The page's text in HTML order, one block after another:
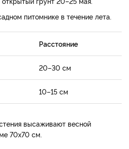
питомнике в течение лета.
Расстояние
20–30 см
10–15 см
высаживают весной
70х70 см.